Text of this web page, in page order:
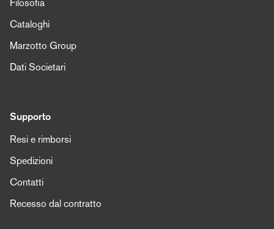
Filosofia
Cataloghi
Marzotto Group
Dati Societari
Supporto
Resi e rimborsi
Spedizioni
Contatti
Recesso dal contratto